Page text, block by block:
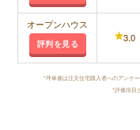
オープンハウス
評判を見る 3.0
*坪単価は注文住宅購入者へのアンケ
*評価項目